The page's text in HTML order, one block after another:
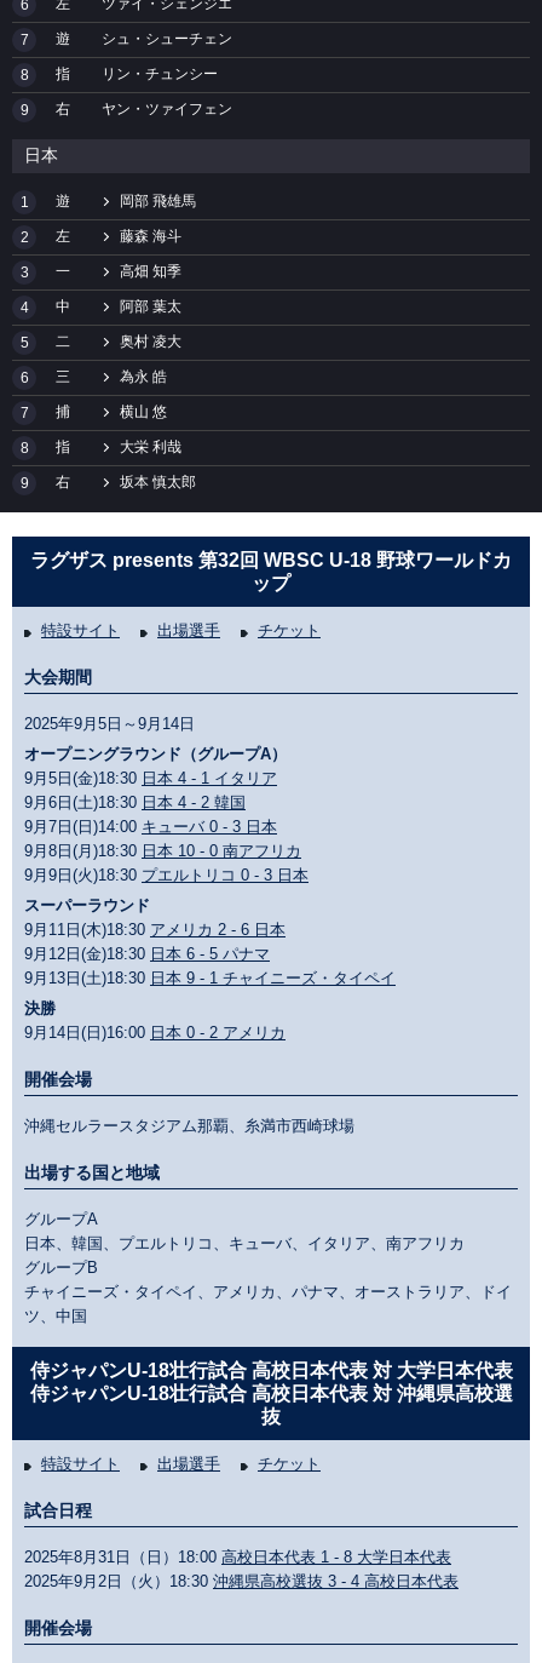
6 左 ツァイ・シェンジエ
7 遊 シュ・シューチェン
8 指 リン・チュンシー
9 右 ヤン・ツァイフェン
日本
1 遊 岡部 飛雄馬
2 左 藤森 海斗
3 一 高畑 知季
4 中 阿部 葉太
5 二 奥村 凌大
6 三 為永 皓
7 捕 横山 悠
8 指 大栄 利哉
9 右 坂本 慎太郎
ラグザス presents 第32回 WBSC U-18 野球ワールドカ
ップ
特設サイト 出場選手 チケット
大会期間
2025年9月5日～9月14日
オープニングラウンド（グループA）
9月5日(金)18:30 日本 4 - 1 イタリア
9月6日(土)18:30 日本 4 - 2 韓国
9月7日(日)14:00 キューバ 0 - 3 日本
9月8日(月)18:30 日本 10 - 0 南アフリカ
9月9日(火)18:30 プエルトリコ 0 - 3 日本
スーパーラウンド
9月11日(木)18:30 アメリカ 2 - 6 日本
9月12日(金)18:30 日本 6 - 5 パナマ
9月13日(土)18:30 日本 9 - 1 チャイニーズ・タイペイ
決勝
9月14日(日)16:00 日本 0 - 2 アメリカ
開催会場
沖縄セルラースタジアム那覇、糸満市西崎球場
出場する国と地域
グループA
日本、韓国、プエルトリコ、キューバ、イタリア、南アフリカ
グループB
チャイニーズ・タイペイ、アメリカ、パナマ、オーストラリア、ドイ
ツ、中国
侍ジャパンU-18壮行試合 高校日本代表 対 大学日本代表
侍ジャパンU-18壮行試合 高校日本代表 対 沖縄県高校選
抜
特設サイト 出場選手 チケット
試合日程
2025年8月31日（日）18:00 高校日本代表 1 - 8 大学日本代表
2025年9月2日（火）18:30 沖縄県高校選抜 3 - 4 高校日本代表
開催会場